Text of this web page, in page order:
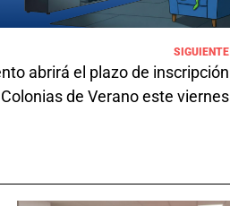
SIGUIENTE
abrirá el plazo de inscripción
de Verano este viernes